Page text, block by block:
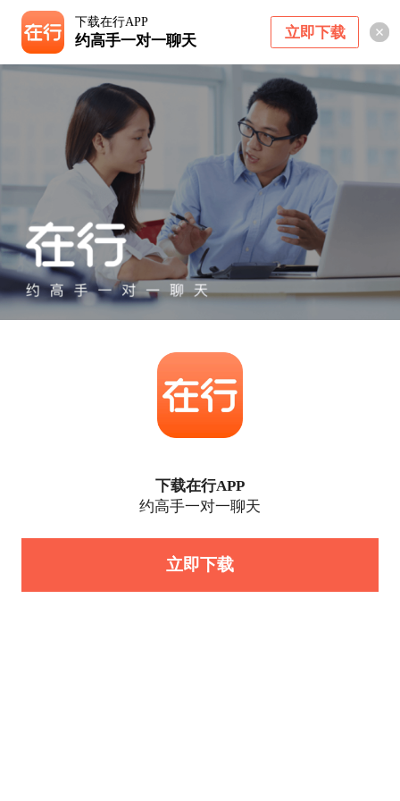
下载在行APP
约高手一对一聊天 立即下载
下载在行APP
约高手一对一聊天
立即下载